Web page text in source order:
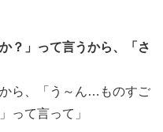
？」って言うから、「さ
ら、「う～ん…ものすご
って言って」